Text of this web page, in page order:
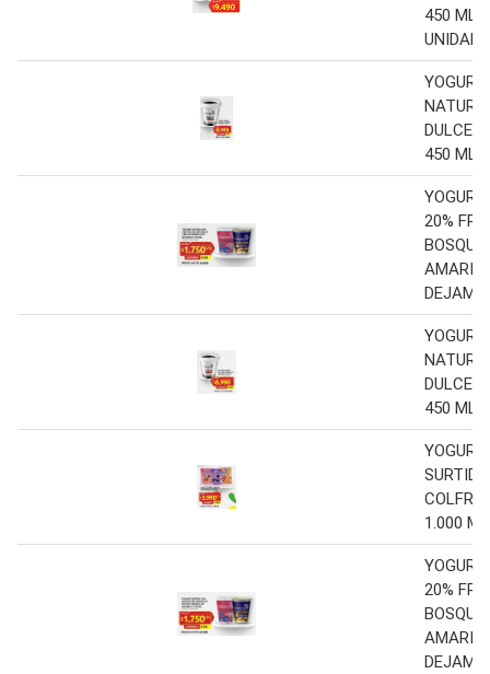
450 ML.
YOGURT
DULCE
450 ML.
20%
YOGURT
DULCE
450 ML.
SURTIDO
1.000
20%